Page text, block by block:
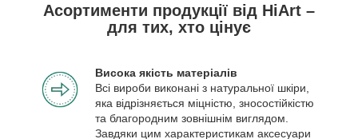
Асортименти продукції від HiArt –
для тих, хто цінує
Висока якість матеріалів
Всі вироби виконані з натуральної шкіри,
яка відрізняється міцністю, зносостійкістю
та благородним зовнішнім виглядом.
Завдяки цим характеристикам аксесуари